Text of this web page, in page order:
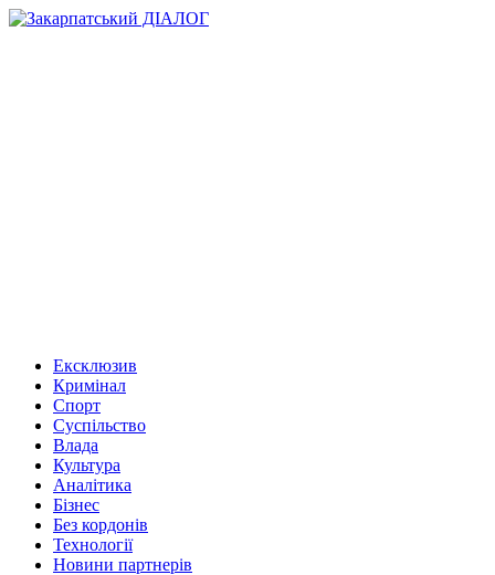
Ексклюзив
Кримінал
Спорт
Суспільство
Влада
Культура
Аналітика
Бізнес
Без кордонів
Технології
Новини партнерів